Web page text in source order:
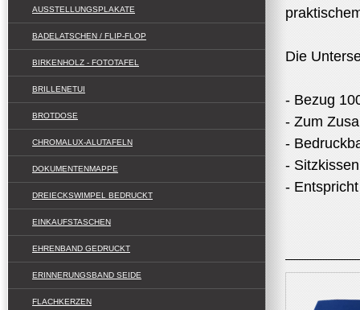
AUSSTELLUNGSPLAKATE
BADELATSCHEN / FLIP-FLOP
BIRKENHOLZ - FOTOTAFEL
BRILLENETUI
BROTDOSE
CHROMALUX-ALUTAFELN
DOKUMENTENMAPPE
DREIECKSWIMPEL BEDRUCKT
EINKAUFSTASCHEN
EHRENBAND GEDRUCKT
ERINNERUNGSBAND SEIDE
FLACHKERZEN
Die
- Bezug
- Zum
-
-
-